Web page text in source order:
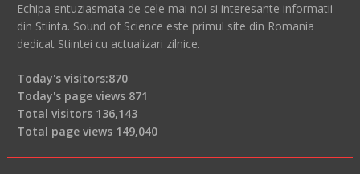
Echipa entuziasmata de cele mai noi si interesante informatii
din Stiinta. Sound of Science este primul site din Romania
dedicat Stiintei cu actualizari zilnice.
Today's visitors:870
Today's page views 871
Total visitors 136,143
Total page views 149,040